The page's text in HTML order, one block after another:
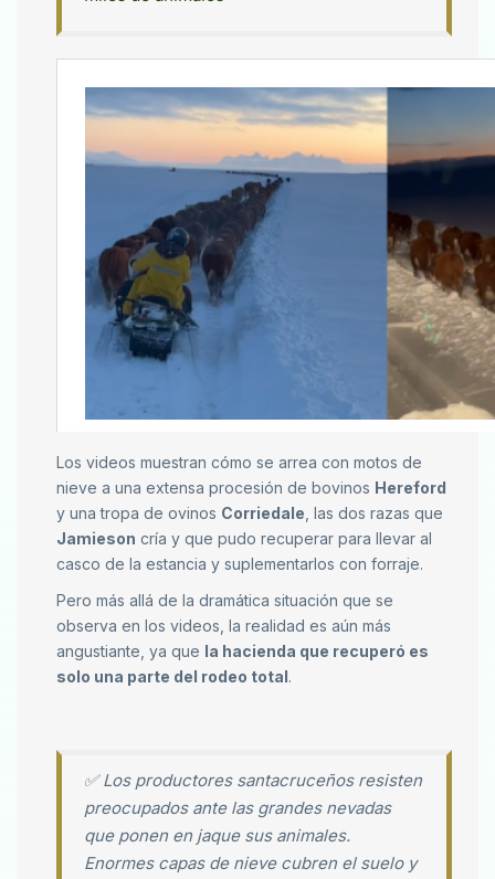
Los videos muestran cómo se arrea con motos de
nieve a una extensa procesión de bovinos Hereford
y una tropa de ovinos Corriedale , las dos razas que
Jamieson cría y que pudo recuperar para llevar al
casco de la estancia y suplementarlos con forraje.
Pero más allá de la dramática situación que se
observa en los videos, la realidad es aún más
angustiante, ya que la hacienda que recuperó es
solo una parte del rodeo total.
✅ Los productores santacruceños resisten
preocupados ante las grandes nevadas
que ponen en jaque sus animales.
Enormes capas de nieve cubren el suelo y